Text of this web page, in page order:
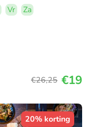
Vr
Za
€26,25 €19
20% korting